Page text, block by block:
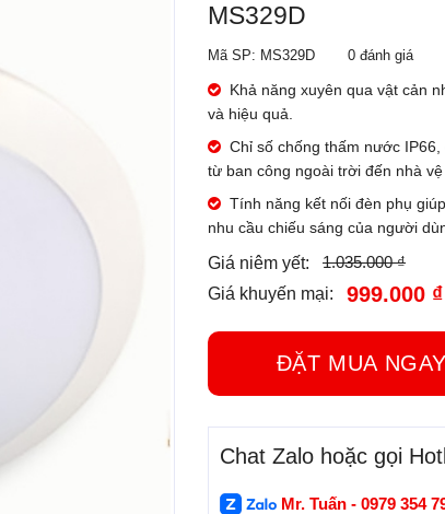
MS329D
Mã SP: MS329D 0 đánh giá
Khả năng xuyên qua vật cản
và hiệu quả.
Chỉ số chống thấm nước
từ ban công ngoài trời đến nhà vệ
Tính năng kết nối đèn phụ
nhu cầu chiếu sáng của người
Giá niêm yết:
1.035.000 ₫
Giá khuyến mại:
999.000 ₫
ĐẶT MUA NGAY
Chat Zalo hoặc gọi
Mr. Tuấn - 0979 354